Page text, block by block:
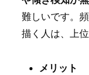
難しいです。
描く人は、上
メリット